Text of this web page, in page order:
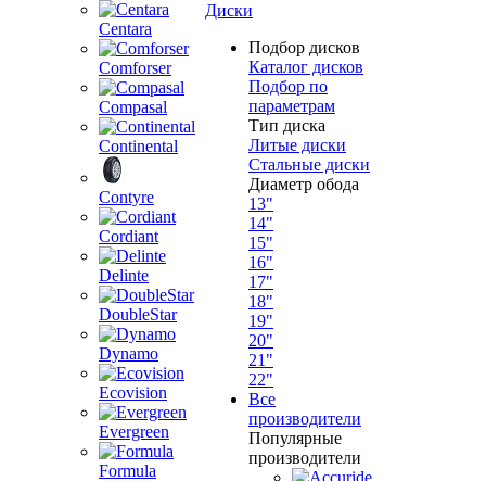
Centara
Comforser
Compasal
Continental
Contyre
Cordiant
Delinte
DoubleStar
Dynamo
Ecovision
Evergreen
Formula
Диски
Подбор дисков
Каталог дисков
Подбор по
параметрам
Тип диска
Литые диски
Стальные диски
Диаметр обода
13"
14"
15"
16"
17"
18"
19"
20"
21"
22"
Все
производители
Популярные
производители